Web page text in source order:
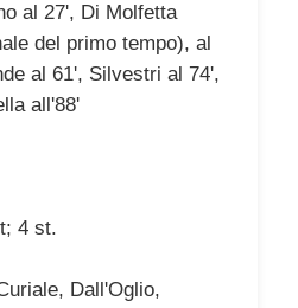
al 27', Di Molfetta
del primo tempo), al
al 61', Silvestri al 74',
all'88'
4 st.
Dall'Oglio,